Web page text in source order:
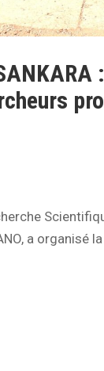
a organisé